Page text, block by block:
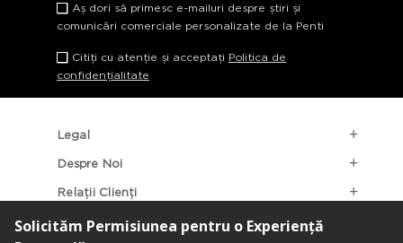
Aș dori să primesc e-mailuri despre știri și
comunicări comerciale personalizate de la Penti
Citiți cu atenție și acceptați Politica de
confidențialitate
Legal
Despre Noi
Relații Clienți
Categorii Populare